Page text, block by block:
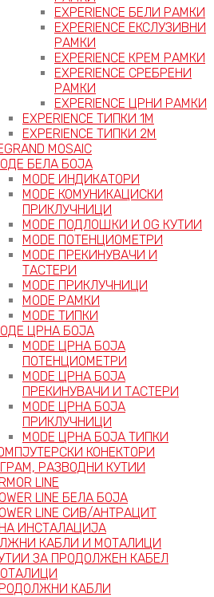
EXPERIENCE БЕЛИ РАМКИ
EXPERIENCE ЕКСЛУЗИВНИ
РАМКИ
EXPERIENCE КРЕМ РАМКИ
EXPERIENCE СРЕБРЕНИ
РАМКИ
EXPERIENCE ЦРНИ РАМКИ
EXPERIENCE ТИПКИ 1M
EXPERIENCE ТИПКИ 2М
MOSAIC
БЕЛА БОЈА
MODE ИНДИКАТОРИ
MODE КОМУНИКАЦИСКИ
ПРИКЛУЧНИЦИ
MODE ПОДЛОШКИ И OG КУТИИ
MODE ПОТЕНЦИОМЕТРИ
MODE ПРEКИНУВАЧИ И
ТАСТЕРИ
MODE ПРИКЛУЧНИЦИ
MODE РАМКИ
MODE ТИПКИ
ЦРНА БОЈА
MODE ЦРНА БОЈА
ПОТЕНЦИОМЕТРИ
MODE ЦРНА БОЈА
ПРЕКИНУВАЧИ И ТАСТЕРИ
MODE ЦРНА БОЈА
ПРИКЛУЧНИЦИ
MODE ЦРНА БОЈА ТИПКИ
КОНЕКТОРИ
РАЗВОДНИ КУТИИ
LINE
LINE БЕЛА БОЈА
LINE СИВ/АНТРАЦИТ
ИНСТАЛАЦИЈА
КАБЛИ И МОТАЛИЦИ
ЗА ПРОДОЛЖЕН КАБЕЛ
КАБЛИ